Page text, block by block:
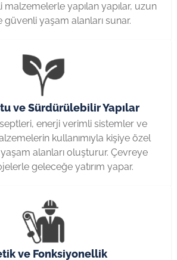
malzemelerle yapılan yapılar, uzun
yaşam alanları sunar.
ve Sürdürülebilir Yapılar
enerji verimli sistemler ve
kullanımıyla kişiye özel
alanları oluşturur. Çevreye
geleceğe yatırım yapar.
ve Fonksiyonellik